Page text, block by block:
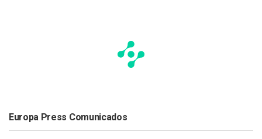
Europa Press Comunicados